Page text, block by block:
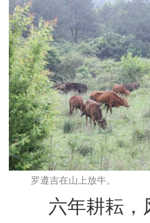
罗遵吉在山上放牛。
六年耕耘，